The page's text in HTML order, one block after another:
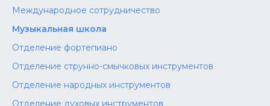
Международное сотрудничество
Музыкальная школа
Отделение фортепиано
Отделение струнно-смычковых инструментов
Отделение народных инструментов
Отделение духовых инструментов